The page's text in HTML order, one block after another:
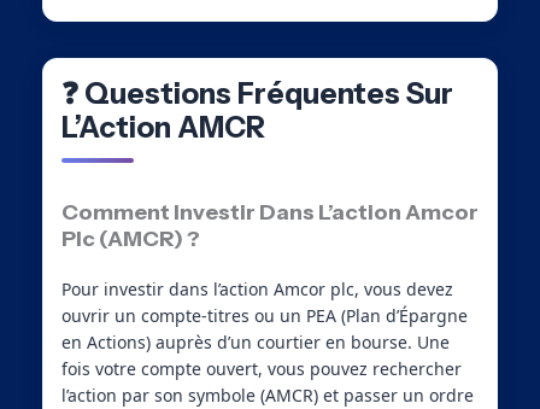
❓ Questions Fréquentes Sur
L’Action AMCR
Comment Investir Dans L’action Amcor
Plc (AMCR) ?
Pour investir dans l’action Amcor plc, vous devez
ouvrir un compte-titres ou un PEA (Plan d’Épargne
en Actions) auprès d’un courtier en bourse. Une
fois votre compte ouvert, vous pouvez rechercher
l’action par son symbole (AMCR) et passer un ordre